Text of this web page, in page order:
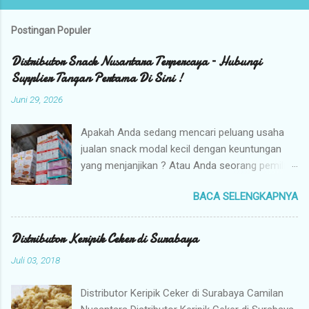
Postingan Populer
Distributor Snack Nusantara Terpercaya – Hubungi
Supplier Tangan Pertama Di Sini !
Juni 29, 2026
Apakah Anda sedang mencari peluang usaha
jualan snack modal kecil dengan keuntungan
yang menjanjikan ? Atau Anda seorang pemilik
tangan pertama dengan harga grosir camilan
kiloan termurah ? Camilan Nusantara hadir
sebagai jawaban atas kebutuhan bisnis Anda !
Kami adalah distributor snack nusantara
berkualitas premium langsung dari gudang
BACA SELENGKAPNYA
Distributor Keripik Ceker di Surabaya
Juli 03, 2018
Distributor Keripik Ceker di Surabaya Camilan